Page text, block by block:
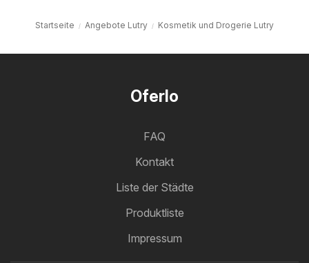
Startseite Angebote Lutry Kosmetik und Drogerie Lutry
Oferlo
FAQ
Kontakt
Liste der Städte
Produktliste
Impressum